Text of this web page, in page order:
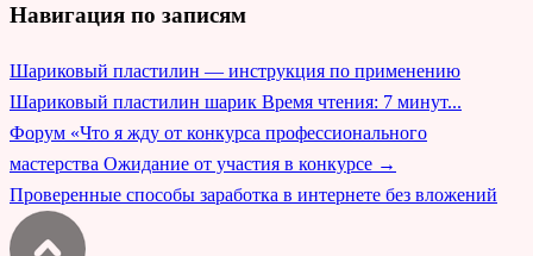
Навигация по записям
Шариковый пластилин — инструкция по применению
Шариковый пластилин шарик Время чтения: 7 минут...
Форум «Что я жду от конкурса профессионального
мастерства Ожидание от участия в конкурсе →
Проверенные способы заработка в интернете без вложений